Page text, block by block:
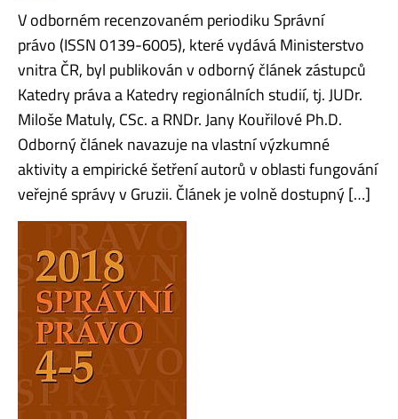
V odborném recenzovaném periodiku Správní
právo (ISSN 0139-6005), které vydává Ministerstvo
vnitra ČR, byl publikován v odborný článek zástupců
Katedry práva a Katedry regionálních studií, tj. JUDr.
Miloše Matuly, CSc. a RNDr. Jany Kouřilové Ph.D.
Odborný článek navazuje na vlastní výzkumné
aktivity a empirické šetření autorů v oblasti fungování
veřejné správy v Gruzii. Článek je volně dostupný […]